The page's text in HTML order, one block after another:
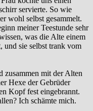
servierte. So wie
wohl selbst gesammelt.
meiner Teestunde sehr
was die Alte einem
und sie selbst trank vom
zusammen mit der Alten
Hexe der Gebrüder
Kopf fest eingebrannt.
Ich schämte mich.